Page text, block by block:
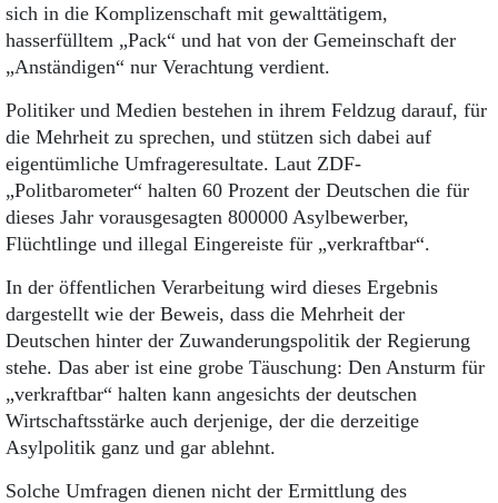
sich in die Komplizenschaft mit gewalttätigem,
hasserfülltem „Pack“ und hat von der Gemeinschaft der
„Anständigen“ nur Verachtung verdient.
Politiker und Medien bestehen in ihrem Feldzug darauf, für
die Mehrheit zu sprechen, und stützen sich dabei auf
eigentümliche Umfrageresultate. Laut ZDF-
„Politbarometer“ halten 60 Prozent der Deutschen die für
dieses Jahr vorausgesagten 800000 Asylbewerber,
Flüchtlinge und illegal Eingereiste für „verkraftbar“.
In der öffentlichen Verarbeitung wird dieses Ergebnis
dargestellt wie der Beweis, dass die Mehrheit der
Deutschen hinter der Zuwanderungspolitik der Regierung
stehe. Das aber ist eine grobe Täuschung: Den Ansturm für
„verkraftbar“ halten kann angesichts der deutschen
Wirtschaftsstärke auch derjenige, der die derzeitige
Asylpolitik ganz und gar ablehnt.
Solche Umfragen dienen nicht der Ermittlung des